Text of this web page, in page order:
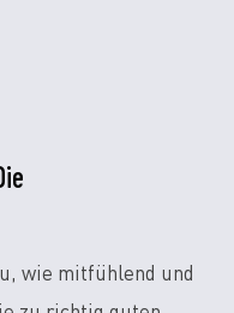
wie mitfühlend und